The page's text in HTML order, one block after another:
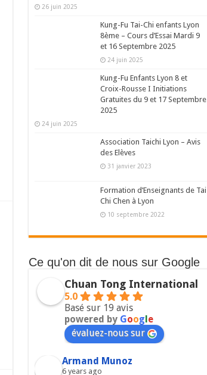
26 juin 2025
Kung-Fu Tai-Chi enfants Lyon
8ème – Cours d’Essai Mardi 9
et 16 Septembre 2025
24 juin 2025
Kung-Fu Enfants Lyon 8 et
Croix-Rousse I Initiations
Gratuites du 9 et 17 Septembre
2025
24 juin 2025
Association Taichi Lyon – Avis
des Elèves
31 janvier 2023
Formation d’Enseignants de Tai
Chi Chen à Lyon
10 septembre 2022
Ce qu'on dit de nous sur Google
Chuan Tong International
5.0
Basé sur 19 avis
powered by Goog e
évaluez-nous sur
Armand Munoz
6 years ago